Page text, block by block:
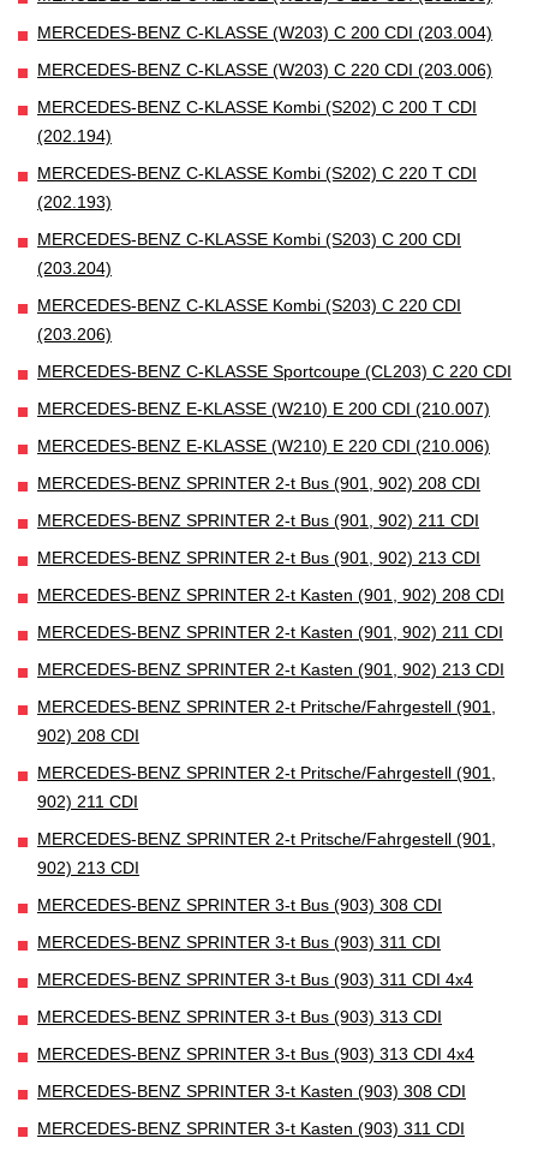
MERCEDES-BENZ C-KLASSE (W203) C 200 CDI (203.004)
MERCEDES-BENZ C-KLASSE (W203) C 220 CDI (203.006)
MERCEDES-BENZ C-KLASSE Kombi (S202) C 200 T CDI
(202.194)
MERCEDES-BENZ C-KLASSE Kombi (S202) C 220 T CDI
(202.193)
MERCEDES-BENZ C-KLASSE Kombi (S203) C 200 CDI
(203.204)
MERCEDES-BENZ C-KLASSE Kombi (S203) C 220 CDI
(203.206)
MERCEDES-BENZ C-KLASSE Sportcoupe (CL203) C 220 CDI
MERCEDES-BENZ E-KLASSE (W210) E 200 CDI (210.007)
MERCEDES-BENZ E-KLASSE (W210) E 220 CDI (210.006)
MERCEDES-BENZ SPRINTER 2-t Bus (901, 902) 208 CDI
MERCEDES-BENZ SPRINTER 2-t Bus (901, 902) 211 CDI
MERCEDES-BENZ SPRINTER 2-t Bus (901, 902) 213 CDI
MERCEDES-BENZ SPRINTER 2-t Kasten (901, 902) 208 CDI
MERCEDES-BENZ SPRINTER 2-t Kasten (901, 902) 211 CDI
MERCEDES-BENZ SPRINTER 2-t Kasten (901, 902) 213 CDI
MERCEDES-BENZ SPRINTER 2-t Pritsche/Fahrgestell (901,
902) 208 CDI
MERCEDES-BENZ SPRINTER 2-t Pritsche/Fahrgestell (901,
902) 211 CDI
MERCEDES-BENZ SPRINTER 2-t Pritsche/Fahrgestell (901,
902) 213 CDI
MERCEDES-BENZ SPRINTER 3-t Bus (903) 308 CDI
MERCEDES-BENZ SPRINTER 3-t Bus (903) 311 CDI
MERCEDES-BENZ SPRINTER 3-t Bus (903) 311 CDI 4x4
MERCEDES-BENZ SPRINTER 3-t Bus (903) 313 CDI
MERCEDES-BENZ SPRINTER 3-t Bus (903) 313 CDI 4x4
MERCEDES-BENZ SPRINTER 3-t Kasten (903) 308 CDI
MERCEDES-BENZ SPRINTER 3-t Kasten (903) 311 CDI